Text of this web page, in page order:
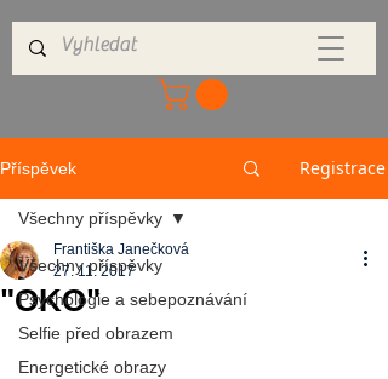
Příspěvek Registrace
Všechny příspěvky
Psychologie a sebepoznávání
Selfie před obrazem
Energetické obrazy
Všechny příspěvky
"OKO"
Františka Janečková
27. 11. 2017